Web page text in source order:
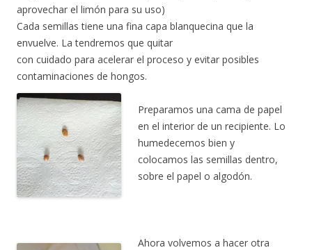
aprovechar el limón para su uso)
Cada semillas tiene una fina capa blanquecina que la
envuelve. La tendremos que quitar
con cuidado para acelerar el proceso y evitar posibles
contaminaciones de hongos.
Preparamos una cama de papel
en el interior de un recipiente. Lo
humedecemos bien y
colocamos las semillas dentro,
sobre el papel o algodón.
Ahora volvemos a hacer otra